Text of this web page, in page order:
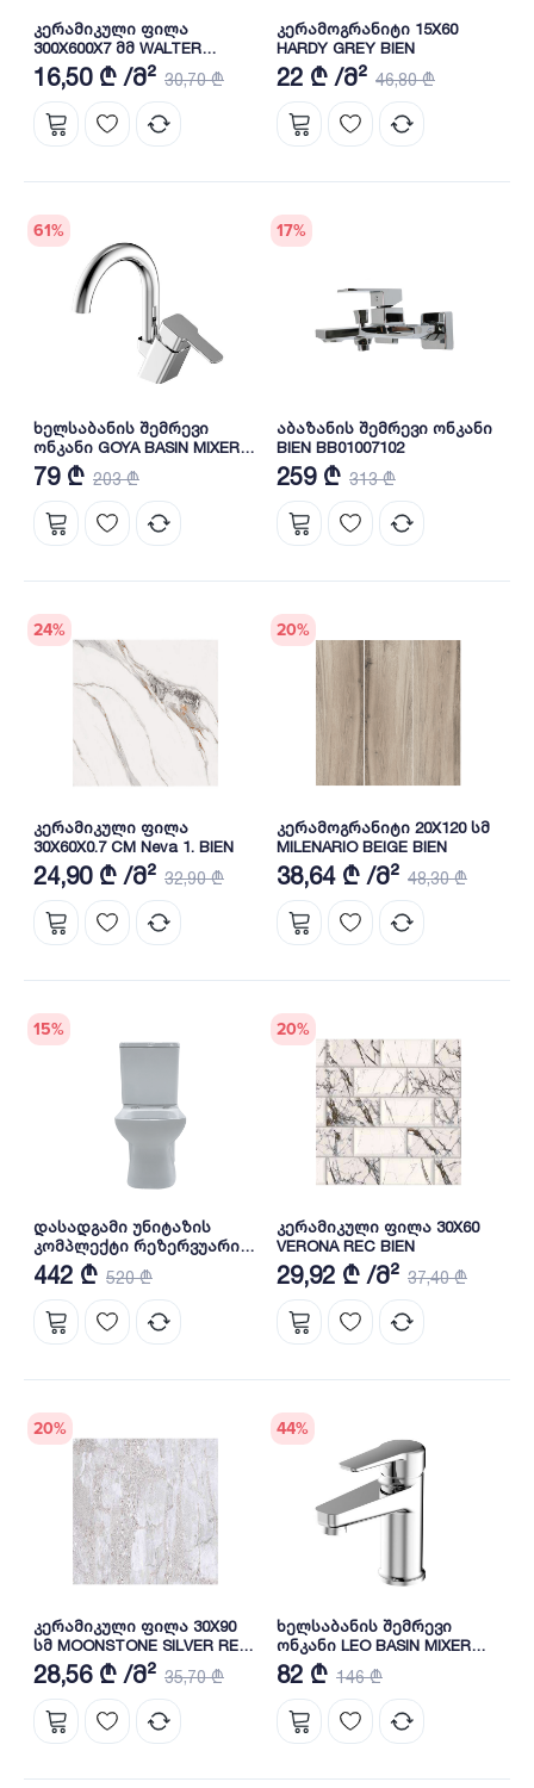
კერამიკული ფილა
300X600X7 მმ WALTER
L.GREY 1 BIEN
16,50 ₾ /მ² 30,70 ₾
კერამოგრანიტი 15X60
HARDY GREY BIEN
22 ₾ /მ² 46,80 ₾
61%
ხელსაბანის შემრევი
ონკანი GOYA BASIN MIXER
(U PIPE) BL31062104 BIEN
79 ₾ 203 ₾
17%
აბაზანის შემრევი ონკანი
BIEN BB01007102
259 ₾ 313 ₾
24%
კერამიკული ფილა
30X60X0.7 CM Neva 1. BIEN
24,90 ₾ /მ² 32,90 ₾
20%
კერამოგრანიტი 20X120 სმ
MILENARIO BEIGE BIEN
38,64 ₾ /მ² 48,30 ₾
15%
დასადგამი უნიტაზის
კომპლექტი რეზერვუარით
(თეთრი) GOYA BTW WC 62
CM BIEN
442 ₾ 520 ₾
20%
კერამიკული ფილა 30X60
VERONA REC BIEN
29,92 ₾ /მ² 37,40 ₾
20%
კერამიკული ფილა 30X90
სმ MOONSTONE SILVER REC-
1 BIEN
28,56 ₾ /მ² 35,70 ₾
44%
ხელსაბანის შემრევი
ონკანი LEO BASIN MIXER
BL11061101 BIEN
82 ₾ 146 ₾